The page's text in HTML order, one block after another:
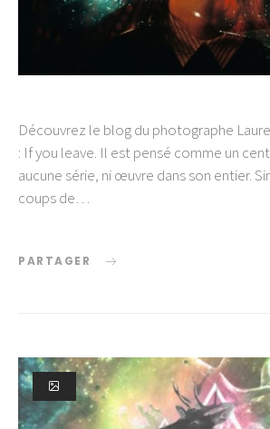
Découvrez le blog du photographe
: If you leave. Il est pensé comme un
aucune série, ni œuvre dans son entier.
coups de…
PARTAGER